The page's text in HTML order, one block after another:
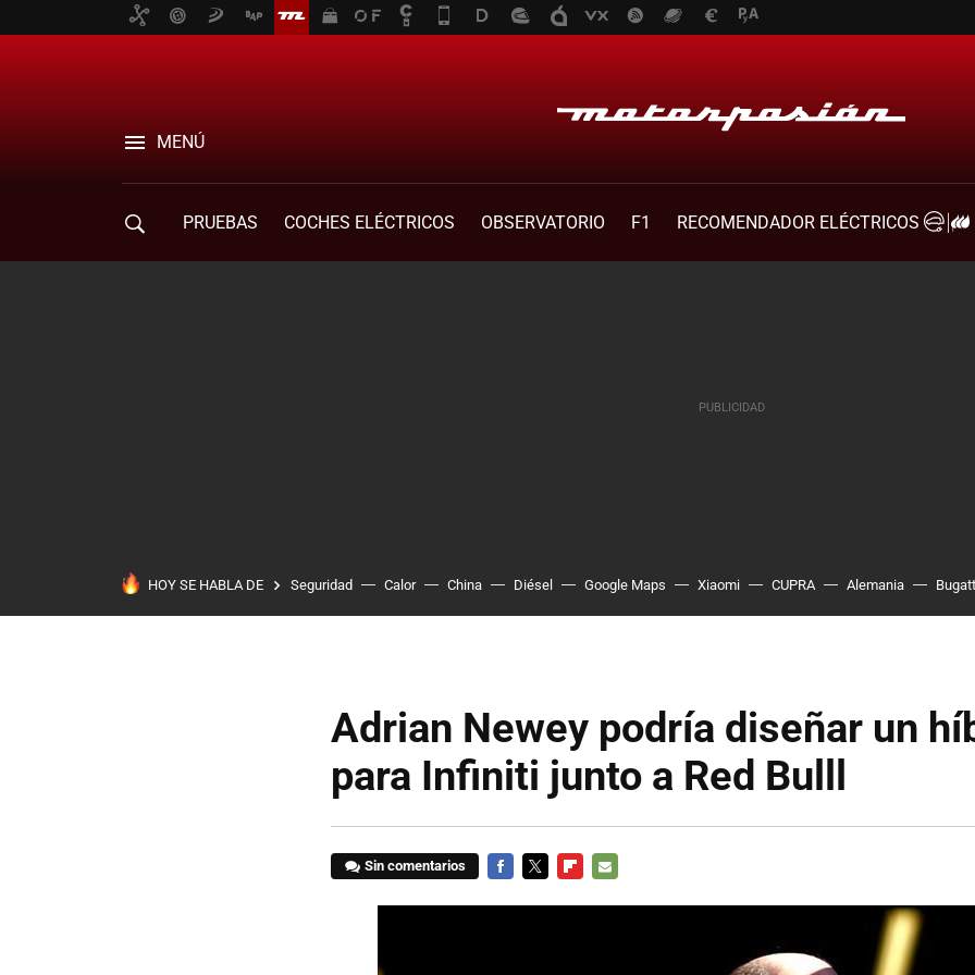
MENÚ
PRUEBAS COCHES ELÉCTRICOS OBSERVATORIO F1
RECOMENDADOR ELÉCTRICOS
HOY SE HABLA DE Seguridad Calor China Diésel Google Maps Xiaomi CUPRA Alemania
Adrian Newey podría diseñar un
para Infiniti junto a Red Bulll
Sin comentarios